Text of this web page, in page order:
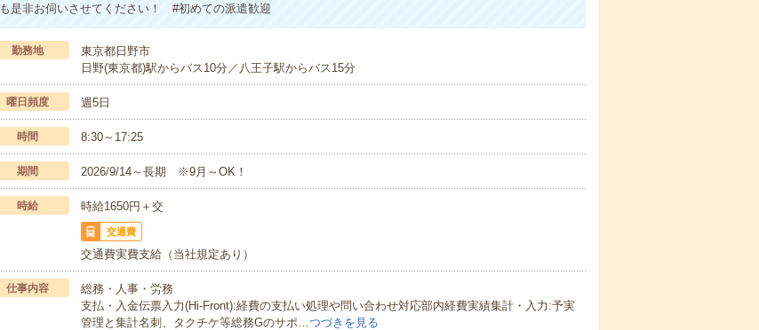
も是非お伺いさせてください！ #初めての派遣歓迎
勤務地
東京都日野市
日野(東京都)駅からバス10分／八王子駅からバス15分
曜日頻度 週5日
時間 8:30～17:25
期間 2026/9/14～長期 ※9月～OK！
時給 時給1650円＋交
交通費
交通費実費支給（当社規定あり）
仕事内容
総務・人事・労務
支払・入金伝票入力(Hi-Front):経費の支払い処理や問い合わせ対応部内経費実績集計・入力:予実
管理と集計名刺、タクチケ等総務Gのサポ…つづきを見る